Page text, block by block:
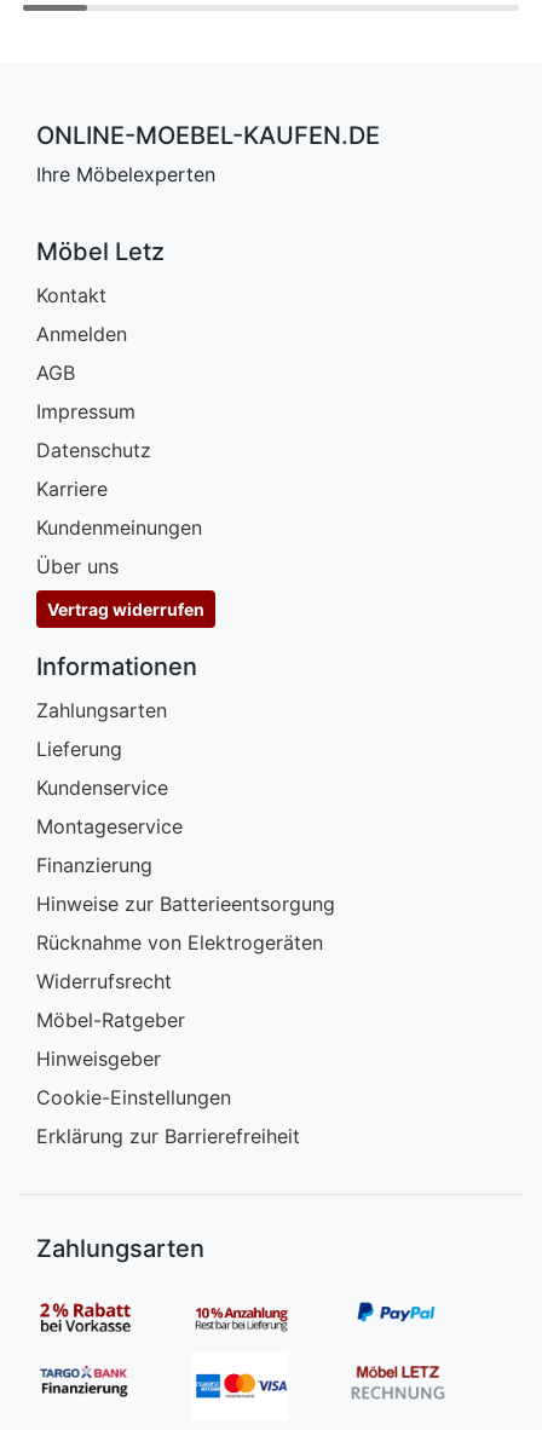
ONLINE-MOEBEL-KAUFEN.DE
Ihre Möbelexperten
Möbel Letz
Kontakt
Anmelden
AGB
Impressum
Datenschutz
Karriere
Kundenmeinungen
Über uns
Vertrag widerrufen
Informationen
Zahlungsarten
Lieferung
Kundenservice
Montageservice
Finanzierung
Hinweise zur Batterieentsorgung
Rücknahme von Elektrogeräten
Widerrufsrecht
Möbel-Ratgeber
Hinweisgeber
Cookie-Einstellungen
Erklärung zur Barrierefreiheit
Zahlungsarten